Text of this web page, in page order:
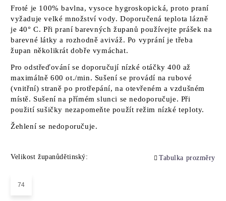
Froté je 100% bavlna, vysoce hygroskopická, proto praní
vyžaduje velké množství vody. Doporučená teplota lázně
je 40° C. Při praní barevných županů používejte prášek na
barevné látky a rozhodně aviváž. Po vyprání je třeba
župan několikrát dobře vymáchat.
Pro odstřeďování se doporučují nízké otáčky 400 až
maximálně 600 ot./min. Sušení se provádí na rubové
(vnitřní) straně po protřepání, na otevřeném a vzdušném
místě. Sušení na přímém slunci se nedoporučuje. Při
použití sušičky nezapomeňte použít režim nízké teploty.
Žehlení se nedoporučuje.
Velikost županůdětinský: Tabulka prozměry
74